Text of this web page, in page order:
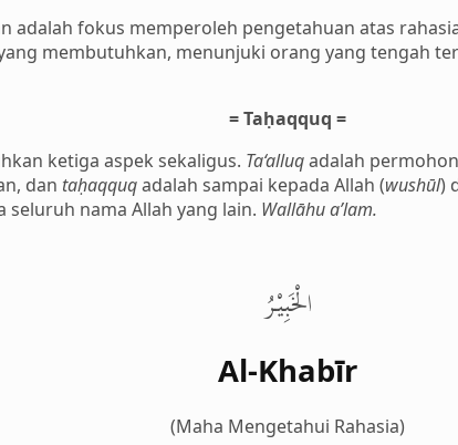
adalah fokus memperoleh pengetahuan atas
membutuhkan, menunjuki orang yang tengah
= Taḥaqquq =
ketiga aspek sekaligus. Ta‘alluqadalah
dan taḥaqquqadalah sampai kepada Allah (wushūl)
seluruh nama Allah yang lain. Wallāhu a’lam.
الْخَبِيْرُ
Al-Khabīr
(Maha Mengetahui Rahasia)